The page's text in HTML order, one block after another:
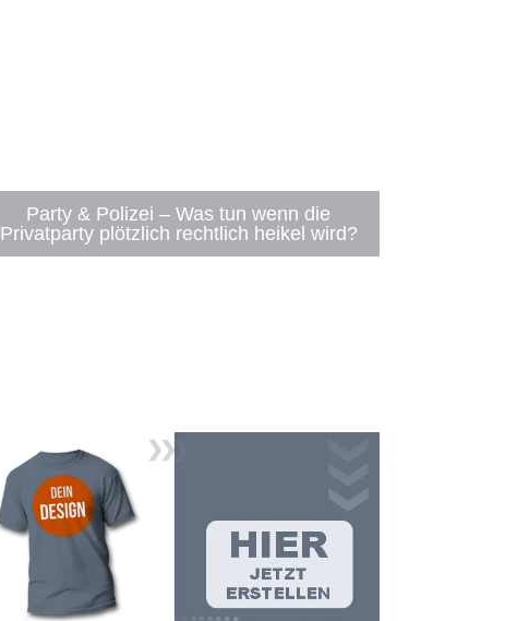
Party & Polizei – Was tun wenn die
Privatparty plötzlich rechtlich heikel wird?